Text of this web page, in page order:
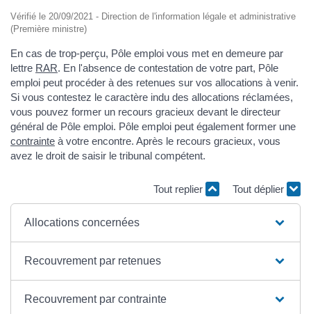
Vérifié le 20/09/2021 - Direction de l'information légale et administrative
(Première ministre)
En cas de trop-perçu, Pôle emploi vous met en demeure par
lettre RAR. En l'absence de contestation de votre part, Pôle
emploi peut procéder à des retenues sur vos allocations à venir.
Si vous contestez le caractère indu des allocations réclamées,
vous pouvez former un recours gracieux devant le directeur
général de Pôle emploi. Pôle emploi peut également former une
contrainte à votre encontre. Après le recours gracieux, vous
avez le droit de saisir le tribunal compétent.
Tout replier Tout déplier
Allocations concernées
Recouvrement par retenues
Recouvrement par contrainte